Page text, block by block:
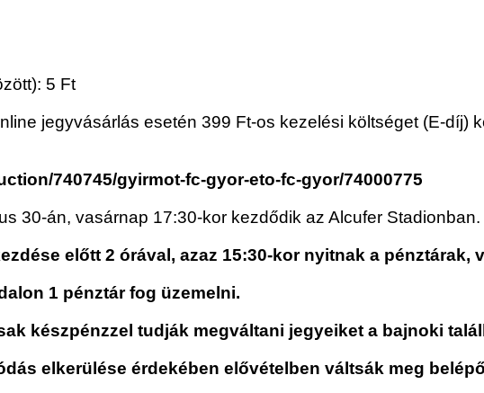
5 Ft
jegyvásárlás esetén 399 Ft-os kezelési költséget (E-díj)
740745/gyirmot-fc-gyor-eto-fc-gyor/74000775
30-án, vasárnap 17:30-kor kezdődik az Alcufer Stadionban.
előtt 2 órával, azaz 15:30-kor nyitnak a pénztárak,
1 pénztár fog üzemelni.
készpénzzel tudják megváltani jegyeiket a bajnoki
elkerülése érdekében elővételben váltsák meg